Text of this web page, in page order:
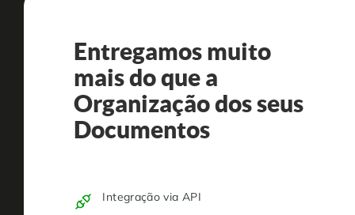
Entregamos muito
mais do que a
Organização dos seus
Documentos
Integração via API